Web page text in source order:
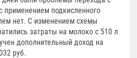
применением подкисленного
нет. С изменением схемы
затраты на молоко с 510 л
дополнительный доход на
руб.